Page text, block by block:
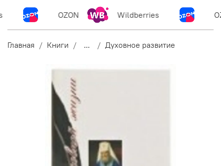
OZON Wildberries
Главная Книги ... Духовное развитие